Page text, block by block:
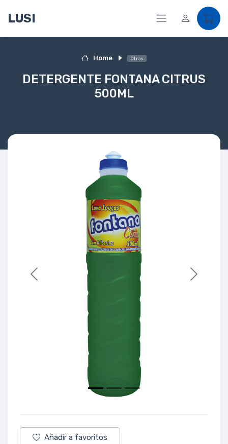
LUSI
Home Otros
DETERGENTE FONTANA CITRUS
500ML
Previous Next
Añadir a favoritos